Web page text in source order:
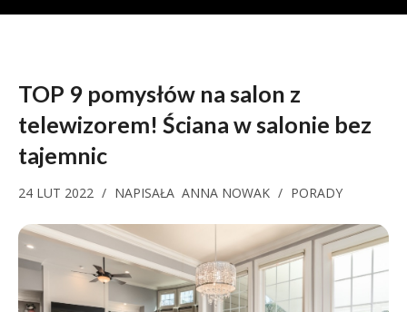
TOP 9 pomysłów na salon z
telewizorem! Ściana w salonie bez
tajemnic
24 LUT 2022 / NAPISAŁA ANNA NOWAK / PORADY